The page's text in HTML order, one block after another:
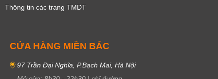
Thông tin các trang TMĐT
CỬA HÀNG MIỀN BẮC
97 Trần Đại Nghĩa, P.Bạch Mai, Hà Nội